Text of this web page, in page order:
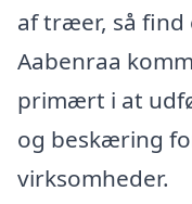
af træer, så find
Aabenraa
primært i at
og beskæring
virksomheder.